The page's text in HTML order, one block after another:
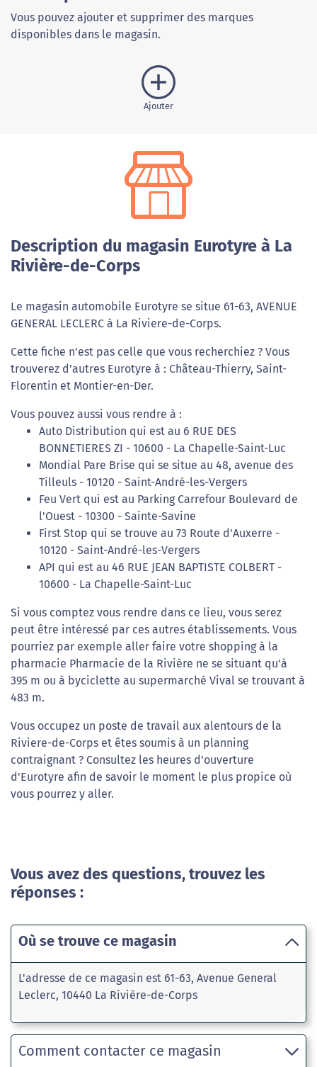
Vous pouvez ajouter et supprimer des marques
disponibles dans le magasin.
Ajouter
Description du magasin Eurotyre à La
Rivière-de-Corps
Le magasin automobile Eurotyre se situe 61-63, AVENUE
GENERAL LECLERC à La Riviere-de-Corps.
Cette fiche n'est pas celle que vous recherchiez ? Vous
trouverez d'autres Eurotyre à : Château-Thierry, Saint-
Florentin et Montier-en-Der.
Vous pouvez aussi vous rendre à :
Auto Distribution qui est au 6 RUE DES
BONNETIERES ZI - 10600 - La Chapelle-Saint-Luc
Mondial Pare Brise qui se situe au 48, avenue des
Tilleuls - 10120 - Saint-André-les-Vergers
Feu Vert qui est au Parking Carrefour Boulevard de
l'Ouest - 10300 - Sainte-Savine
First Stop qui se trouve au 73 Route d'Auxerre -
10120 - Saint-André-les-Vergers
API qui est au 46 RUE JEAN BAPTISTE COLBERT -
10600 - La Chapelle-Saint-Luc
Si vous comptez vous rendre dans ce lieu, vous serez
peut être intéressé par ces autres établissements. Vous
pourriez par exemple aller faire votre shopping à la
pharmacie Pharmacie de la Rivière ne se situant qu'à
395 m ou à byciclette au supermarché Vival se trouvant à
483 m.
Vous occupez un poste de travail aux alentours de la
Riviere-de-Corps et êtes soumis à un planning
contraignant ? Consultez les heures d'ouverture
d'Eurotyre afin de savoir le moment le plus propice où
vous pourrez y aller.
Vous avez des questions, trouvez les
réponses :
Où se trouve ce magasin
L'adresse de ce magasin est 61-63, Avenue General
Leclerc, 10440 La Rivière-de-Corps
Comment contacter ce magasin